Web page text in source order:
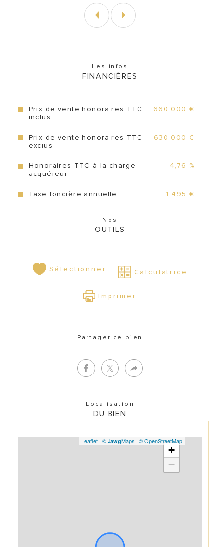
Les infos
FINANCIÈRES
Prix de vente honoraires TTC
inclus
660 000 €
Prix de vente honoraires TTC
exclus
630 000 €
Honoraires TTC à la charge
acquéreur
4,76 %
Taxe foncière annuelle 1 495 €
Nos
OUTILS
Sélectionner Calculatrice
Imprimer
Partager ce bien
Localisation
DU BIEN
+
−
Leaflet | © JawgMaps | © OpenStreetMap